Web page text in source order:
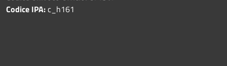
Codice IPA:c_h161